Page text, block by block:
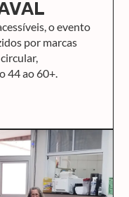
o evento
por marcas
44 ao 60+.